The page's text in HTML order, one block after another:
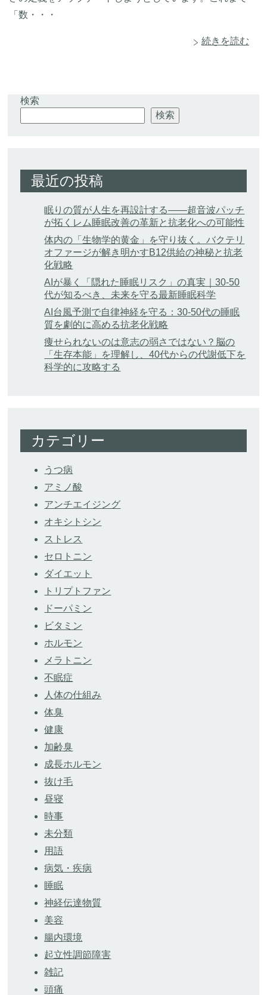
「数・・・
続きを読む
検索
検索
最近の投稿
眠りの質が人生を再設計する——超音波パッチ
が拓くレム睡眠改善の革新と抗老化への可能性
体内の「生物学的黄金」を守り抜く。バクテリ
オファージが解き明かすB12供給の神秘と抗老
化戦略
AIが暴く「隠れた睡眠リスク」の真実｜30-50
代が知るべき、未来を守る最新睡眠科学
AI台風予測で自律神経を守る：30-50代の睡眠
質を劇的に高める抗老化戦略
痩せられないのは意志の弱さではない？脳の
「生存本能」を理解し、40代からの代謝低下を
科学的に攻略する
カテゴリー
うつ病
アミノ酸
アンチエイジング
オキシトシン
ストレス
セロトニン
ダイエット
トリプトファン
ドーパミン
ビタミン
ホルモン
メラトニン
不眠症
人体の仕組み
体臭
健康
加齢臭
成長ホルモン
抜け毛
昼寝
時事
未分類
用語
病気・疾病
睡眠
神経伝達物質
美容
腸内環境
起立性調節障害
雑記
頭痛